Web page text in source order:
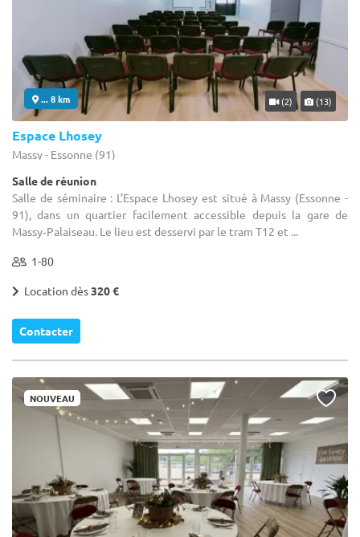
... 8 km (2) (13)
Espace Lhosey
Massy - Essonne (91)
Salle de réunion
Salle de séminaire : L’Espace Lhosey est situé à Massy (Essonne -
91), dans un quartier facilement accessible depuis la gare de
Massy‑Palaiseau. Le lieu est desservi par le tram T12 et ...
1-80
Location dès320 €
Contacter
NOUVEAU